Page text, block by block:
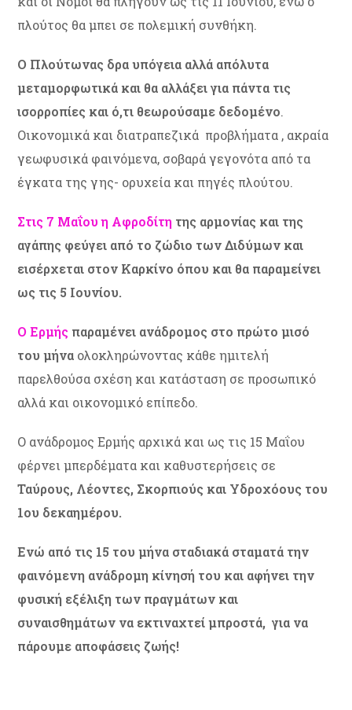
πλούτος θα μπει σε πολεμική συνθήκη.
Ο Πλούτωνας δρα υπόγεια αλλά απόλυτα
μεταμορφωτικά και θα αλλάξει για πάντα τις
ισορροπίες και ό,τι θεωρούσαμε δεδομένο.
Οικονομικά και διατραπεζικά προβλήματα , ακραία
γεωφυσικά φαινόμενα, σοβαρά γεγονότα από τα
έγκατα της γης- ορυχεία και πηγές πλούτου.
Στις 7 Μαΐου η Αφροδίτη της αρμονίας και της
αγάπης φεύγει από το ζώδιο των Διδύμων και
εισέρχεται στον Καρκίνο όπου και θα παραμείνει
ως τις 5 Ιουνίου.
Ο Ερμής παραμένει ανάδρομος στο πρώτο μισό
του μήνα ολοκληρώνοντας κάθε ημιτελή
παρελθούσα σχέση και κατάσταση σε προσωπικό
αλλά και οικονομικό επίπεδο.
Ο ανάδρομος Ερμής αρχικά και ως τις 15 Μαΐου
φέρνει μπερδέματα και καθυστερήσεις σε
Ταύρους, Λέοντες, Σκορπιούς και Υδροχόους του
1ου δεκαημέρου.
Ενώ από τις 15 του μήνα σταδιακά σταματά την
φαινόμενη ανάδρομη κίνησή του και αφήνει την
φυσική εξέλιξη των πραγμάτων και
συναισθημάτων να εκτιναχτεί μπροστά, για να
πάρουμε αποφάσεις ζωής!